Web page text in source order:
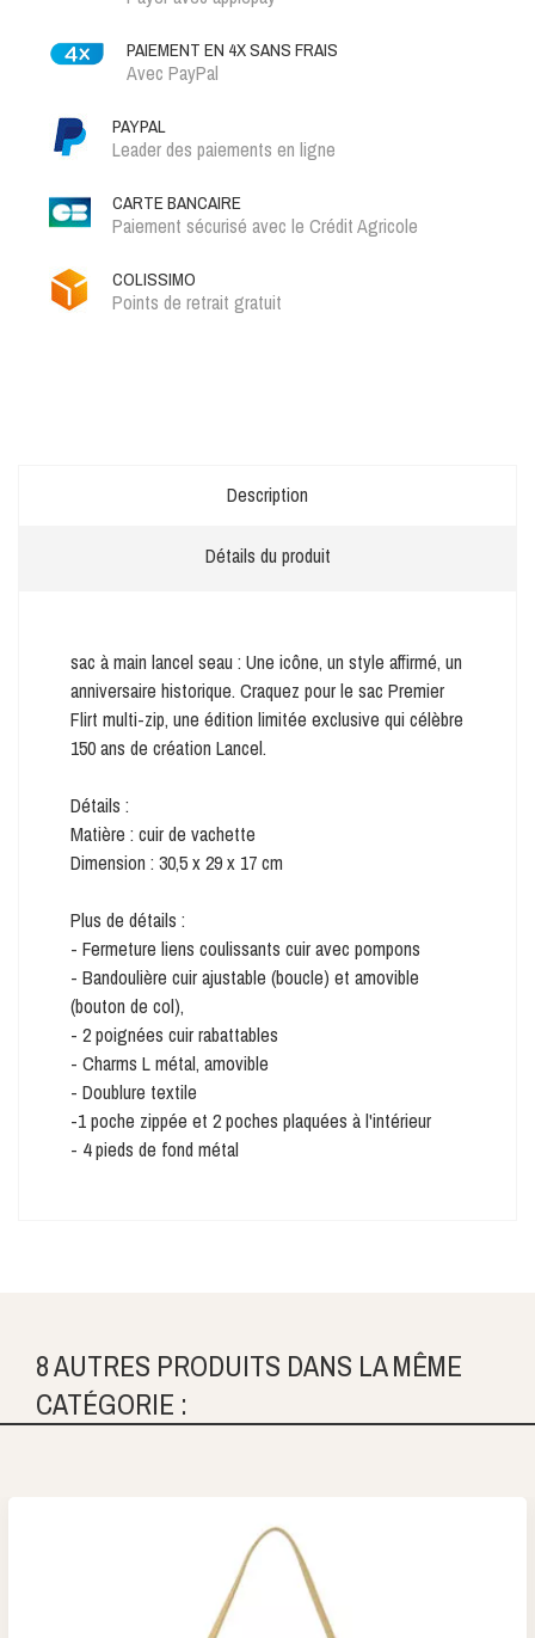
PAIEMENT EN 4X SANS FRAIS
Avec PayPal
PAYPAL
Leader des paiements en ligne
CARTE BANCAIRE
Paiement sécurisé avec le Crédit Agricole
COLISSIMO
Points de retrait gratuit
Description
Détails du produit
sac à main lancel seau : Une icône, un style affirmé, un
anniversaire historique. Craquez pour le sac Premier
Flirt multi-zip, une édition limitée exclusive qui célèbre
150 ans de création Lancel.
Détails :
Matière : cuir de vachette
Dimension : 30,5 x 29 x 17 cm
Plus de détails :
- Fermeture liens coulissants cuir avec pompons
- Bandoulière cuir ajustable (boucle) et amovible
(bouton de col),
- 2 poignées cuir rabattables
- Charms L métal, amovible
- Doublure textile
-1 poche zippée et 2 poches plaquées à l'intérieur
- 4 pieds de fond métal
8 AUTRES PRODUITS DANS LA MÊME
CATÉGORIE :